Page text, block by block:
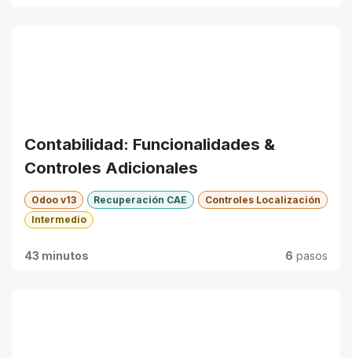
Contabilidad: Funcionalidades &
Controles Adicionales
Odoo v13 Recuperación CAE
Controles Localización
Intermedio
43 minutos 6 pasos